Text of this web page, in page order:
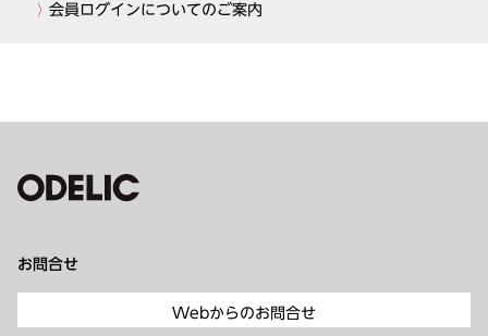
会員ログインについてのご案内
お問合せ
Webからのお問合せ